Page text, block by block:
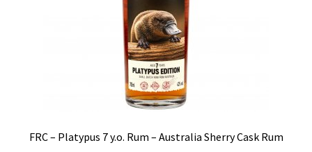
FRC – Platypus 7 y.o. Rum – Australia Sherry Cask Rum